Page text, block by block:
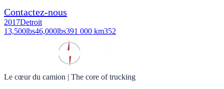
Contactez-nous
2017Detroit
13,500lbs46,000lbs391 000 km352
Le cœur du camion | The core of trucking